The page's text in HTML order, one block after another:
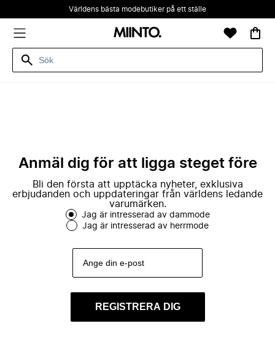
Världens bästa modebutiker på ett ställe
Anmäl dig för att ligga steget före
Bli den första att upptäcka nyheter, exklusiva
erbjudanden och uppdateringar från världens ledande
varumärken.
Jag är intresserad av dammode
Jag är intresserad av herrmode
REGISTRERA DIG